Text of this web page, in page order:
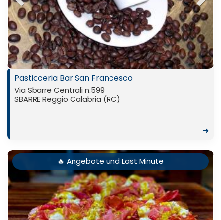
Previ
ous
Next
Pasticceria Bar San Francesco
Via Sbarre Centrali n.599
SBARRE Reggio Calabria (RC)
➜
🔥 Angebote und Last Minute